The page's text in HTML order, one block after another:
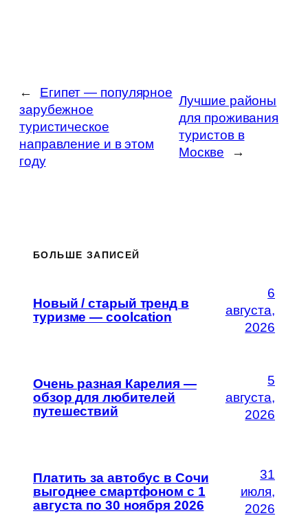
←
Египет — популярное
зарубежное
туристическое
направление и в этом
году
Лучшие районы
для проживания
туристов в
Москве
→
БОЛЬШЕ ЗАПИСЕЙ
Новый / старый тренд в
туризме — coolcation
6
августа,
2026
Очень разная Карелия —
обзор для любителей
путешествий
5
августа,
2026
Платить за автобус в Сочи
выгоднее смартфоном с 1
августа по 30 ноября 2026
31
июля,
2026